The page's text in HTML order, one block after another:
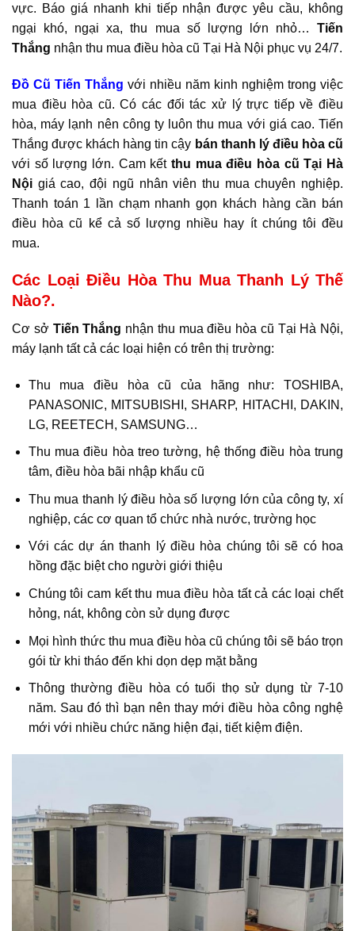
vực. Báo giá nhanh khi tiếp nhận được yêu cầu, không
ngại khó, ngại xa, thu mua số lượng lớn nhỏ… Tiến
Thắng nhận thu mua điều hòa cũ Tại Hà Nội phục vụ 24/7.
Đồ Cũ Tiến Thắng với nhiều năm kinh nghiệm trong việc
mua điều hòa cũ. Có các đối tác xử lý trực tiếp về điều
hòa, máy lạnh nên công ty luôn thu mua với giá cao. Tiến
Thắng được khách hàng tin cậy bán thanh lý điều hòa cũ
với số lượng lớn. Cam kết thu mua điều hòa cũ Tại Hà
Nội giá cao, đội ngũ nhân viên thu mua chuyên nghiệp.
Thanh toán 1 lần chạm nhanh gọn khách hàng cần bán
điều hòa cũ kể cả số lượng nhiều hay ít chúng tôi đều
mua.
Các Loại Điều Hòa Thu Mua Thanh Lý Thế
Nào?.
Cơ sở Tiến Thắng nhận thu mua điều hòa cũ Tại Hà Nội,
máy lạnh tất cả các loại hiện có trên thị trường:
Thu mua điều hòa cũ của hãng như: TOSHIBA,
PANASONIC, MITSUBISHI, SHARP, HITACHI, DAKIN,
LG, REETECH, SAMSUNG…
Thu mua điều hòa treo tường, hệ thống điều hòa trung
tâm, điều hòa bãi nhập khẩu cũ
Thu mua thanh lý điều hòa số lượng lớn của công ty, xí
nghiệp, các cơ quan tổ chức nhà nước, trường học
Với các dự án thanh lý điều hòa chúng tôi sẽ có hoa
hồng đặc biệt cho người giới thiệu
Chúng tôi cam kết thu mua điều hòa tất cả các loại chết
hỏng, nát, không còn sử dụng được
Mọi hình thức thu mua điều hòa cũ chúng tôi sẽ báo trọn
gói từ khi tháo đến khi dọn dẹp mặt bằng
Thông thường điều hòa có tuổi thọ sử dụng từ 7-10
năm. Sau đó thì bạn nên thay mới điều hòa công nghệ
mới với nhiều chức năng hiện đại, tiết kiệm điện.